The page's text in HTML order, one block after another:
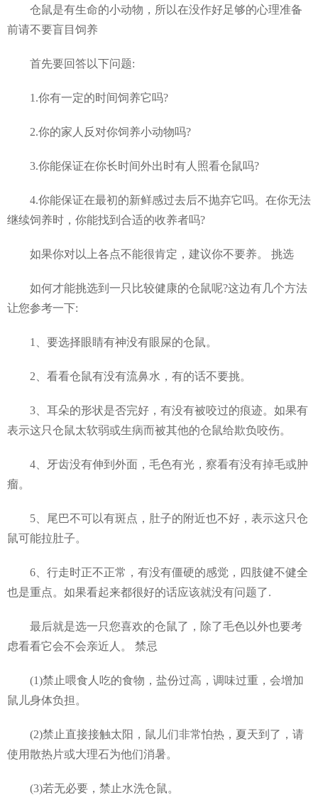
仓鼠是有生命的小动物，所以在没作好足够的心理准备
前请不要盲目饲养
首先要回答以下问题:
1.你有一定的时间饲养它吗?
2.你的家人反对你饲养小动物吗?
3.你能保证在你长时间外出时有人照看仓鼠吗?
4.你能保证在最初的新鲜感过去后不抛弃它吗。在你无法
继续饲养时，你能找到合适的收养者吗?
如果你对以上各点不能很肯定，建议你不要养。 挑选
如何才能挑选到一只比较健康的仓鼠呢?这边有几个方法
让您参考一下:
1、要选择眼睛有神没有眼屎的仓鼠。
2、看看仓鼠有没有流鼻水，有的话不要挑。
3、耳朵的形状是否完好，有没有被咬过的痕迹。如果有
表示这只仓鼠太软弱或生病而被其他的仓鼠给欺负咬伤。
4、牙齿没有伸到外面，毛色有光，察看有没有掉毛或肿
瘤。
5、尾巴不可以有斑点，肚子的附近也不好，表示这只仓
鼠可能拉肚子。
6、行走时正不正常，有没有僵硬的感觉，四肢健不健全
也是重点。如果看起来都很好的话应该就没有问题了.
最后就是选一只您喜欢的仓鼠了，除了毛色以外也要考
虑看看它会不会亲近人。 禁忌
(1)禁止喂食人吃的食物，盐份过高，调味过重，会增加
鼠儿身体负担。
(2)禁止直接接触太阳，鼠儿们非常怕热，夏天到了，请
使用散热片或大理石为他们消暑。
(3)若无必要，禁止水洗仓鼠。